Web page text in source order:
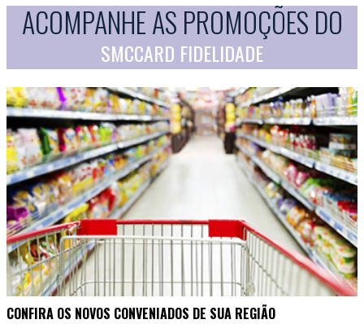
ACOMPANHE AS PROMOÇÕES DO
SMCCARD FIDELIDADE
CONFIRA OS NOVOS CONVENIADOS DE SUA REGIÃO